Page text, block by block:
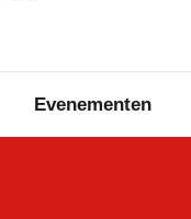
Evenementen